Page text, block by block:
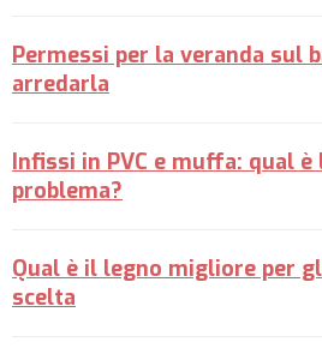
Permessi per la veranda sul
arredarla
Infissi in PVC e muffa: qual
problema?
Qual è il legno migliore per
scelta